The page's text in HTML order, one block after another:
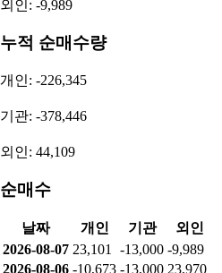
외인: -9,989
누적 순매수량
개인: -226,345
기관: -378,446
외인: 44,109
순매수
날짜 개인 기관
외인
2026-08-07 23,101 -13,000 -9,989
2026-08-06 -10,673 -13,000 23,970